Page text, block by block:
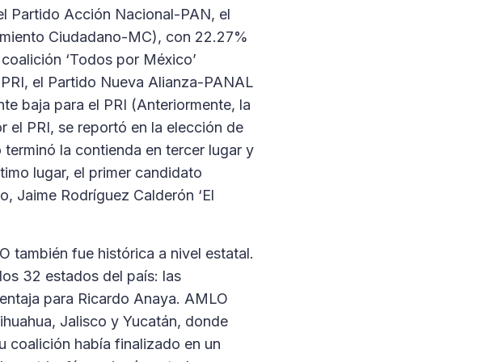
Partido Acción Nacional-PAN, el
Ciudadano-MC), con 22.27%
‘Todos por México’
el Partido Nueva Alianza-PANAL
baja para el PRI (Anteriormente, la
el PRI, se reportó en la elección de
la contienda en tercer lugar y
lugar, el primer candidato
Jaime Rodríguez Calderón ‘El
también fue histórica a nivel estatal.
32 estados del país: las
para Ricardo Anaya. AMLO
Jalisco y Yucatán, donde
coalición había finalizado en un